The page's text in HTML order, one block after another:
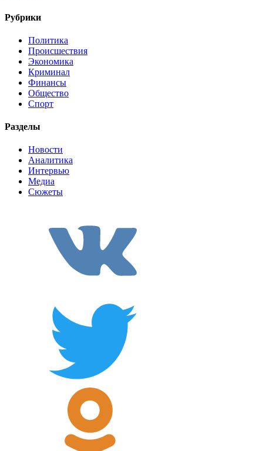
Рубрики
Политика
Происшествия
Экономика
Криминал
Финансы
Общество
Спорт
Разделы
Новости
Аналитика
Интервью
Медиа
Сюжеты